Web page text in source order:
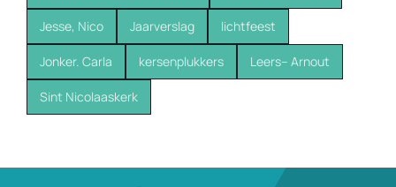
Jesse, Nico Jaarverslag lichtfeest
Jonker. Carla kersenplukkers Leers-- Arnout
Sint Nicolaaskerk